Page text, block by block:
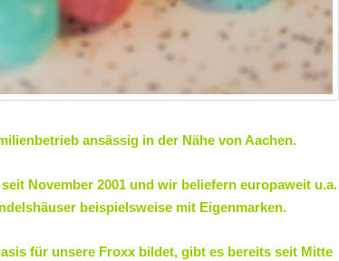
ansässig in der Nähe von Aachen.
November 2001 und wir beliefern europaweit u.a.
beispielsweise mit Eigenmarken.
für unsere Froxx bildet, gibt es bereits seit Mitte